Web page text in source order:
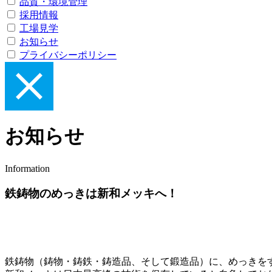
採用情報
工場見学
お知らせ
プライバシーポリシー
お知らせ
Information
鉄鋳物のめっきは新和メッキへ！
鉄鋳物（鋳物・鋳鉄・鋳造品、そして鍛造品）に、めっきを